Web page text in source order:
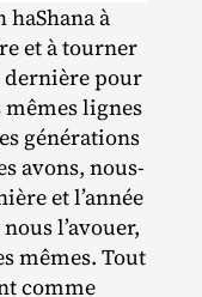
haShana à
et à tourner
dernière pour
mêmes lignes
générations
avons, nous‐​
et l’année
l’avouer,
mêmes. Tout
comme